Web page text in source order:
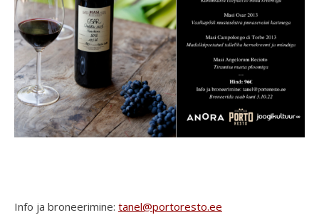
Info ja broneerimine: tanel@portoresto.ee